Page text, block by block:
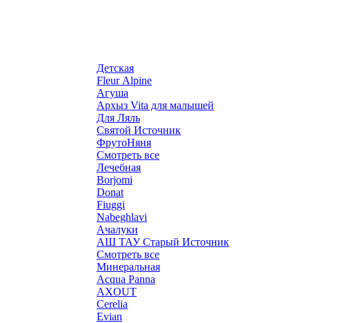
Детская
Fleur Alpine
Агуша
Архыз Vita для малышей
Для Ляль
Святой Источник
ФрутоНяня
Смотреть все
Лечебная
Borjomi
Donat
Fiuggi
Nabeghlavi
Ачалуки
АШ ТАУ Старый Источник
Смотреть все
Минеральная
Acqua Panna
AXOUT
Cerelia
Evian